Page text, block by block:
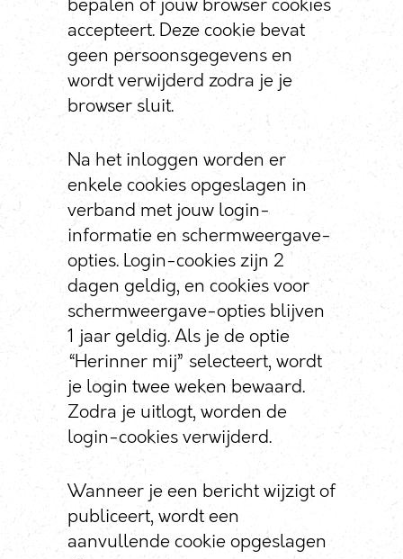
bepalen of jouw browser cookies
accepteert. Deze cookie bevat
geen persoonsgegevens en
wordt verwijderd zodra je je
browser sluit.
Na het inloggen worden er
enkele cookies opgeslagen in
verband met jouw login-
informatie en schermweergave-
opties. Login-cookies zijn 2
dagen geldig, en cookies voor
schermweergave-opties blijven
1 jaar geldig. Als je de optie
“Herinner mij” selecteert, wordt
je login twee weken bewaard.
Zodra je uitlogt, worden de
login-cookies verwijderd.
Wanneer je een bericht wijzigt of
publiceert, wordt een
aanvullende cookie opgeslagen